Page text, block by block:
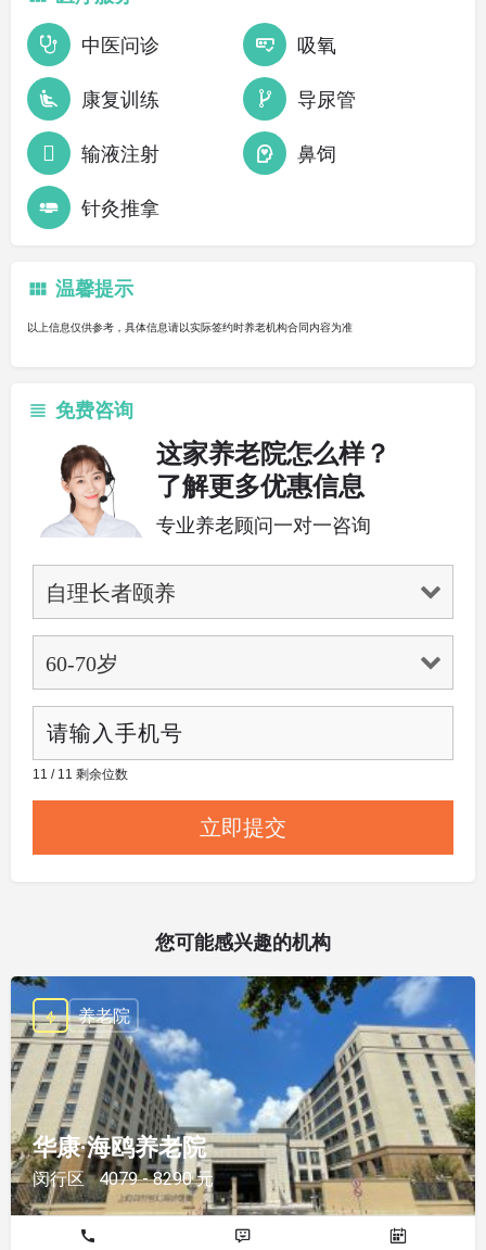
中医问诊 吸氧
康复训练 导尿管
输液注射 鼻饲
针灸推拿
温馨提示
以上信息仅供参考，具体信息请以实际签约时养老机构合同内容为准
免费咨询
这家养老院怎么样？
了解更多优惠信息
专业养老顾问一对一咨询
11 / 11 剩余位数
您可能感兴趣的机构
华康·海鸥养老院
闵行区 4079 - 8290 元
养老院